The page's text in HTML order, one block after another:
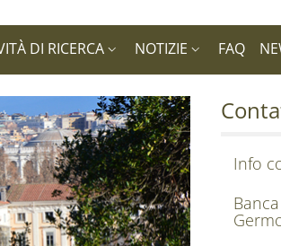
DI RICERCA NOTIZIE FAQ
Info